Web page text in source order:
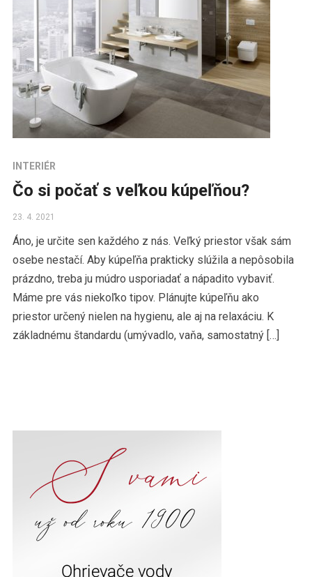
INTERIÉR
Čo si počať s veľkou kúpeľňou?
23. 4. 2021
Áno, je určite sen každého z nás. Veľký priestor však sám
osebe nestačí. Aby kúpeľňa prakticky slúžila a nepôsobila
prázdno, treba ju múdro usporiadať a nápadito vybaviť.
Máme pre vás niekoľko tipov. Plánujte kúpeľňu ako
priestor určený nielen na hygienu, ale aj na relaxáciu. K
základnému štandardu (umývadlo, vaňa, samostatný […]